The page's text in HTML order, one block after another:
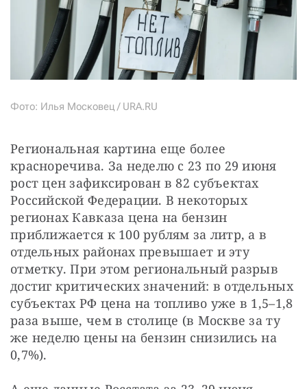
Фото: Илья Московец / URA.RU
Региональная картина еще более
красноречива. За неделю с 23 по 29 июня
рост цен зафиксирован в 82 субъектах
Российской Федерации. В некоторых
регионах Кавказа цена на бензин
приближается к 100 рублям за литр, а в
отдельных районах превышает и эту
отметку. При этом региональный разрыв
достиг критических значений: в отдельных
субъектах РФ цена на топливо уже в 1,5–1,8
раза выше, чем в столице (в Москве за ту
же неделю цены на бензин снизились на
0,7%).